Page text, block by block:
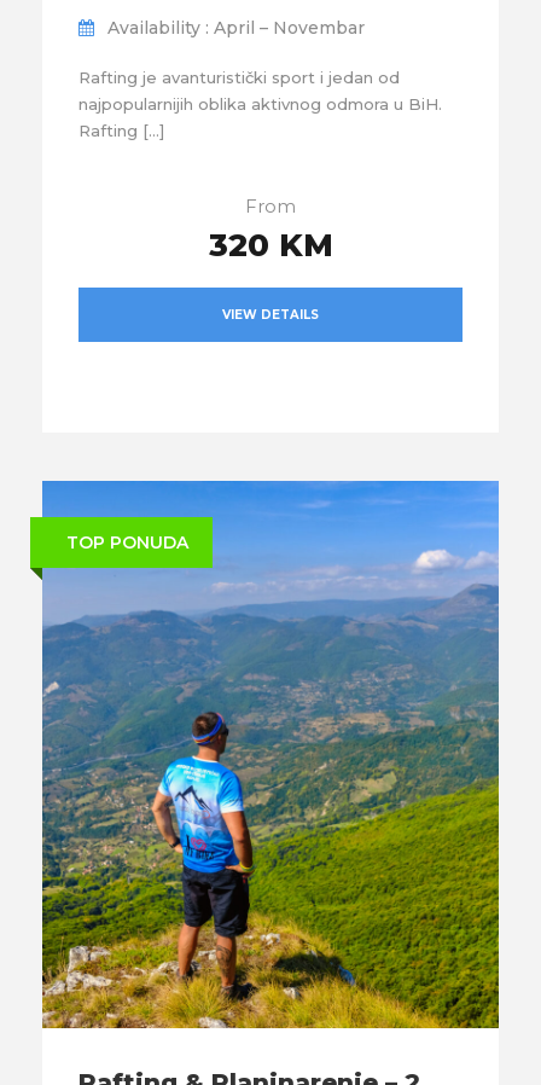
Availability : April – Novembar
Rafting je avanturistički sport i jedan od
najpopularnijih oblika aktivnog odmora u BiH.
Rafting […]
From
320 KM
VIEW DETAILS
TOP PONUDA